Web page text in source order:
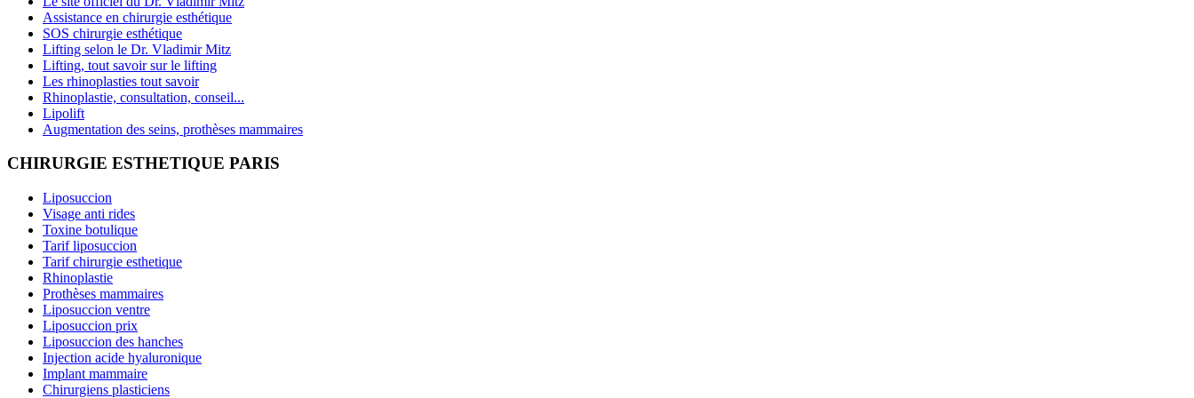
Assistance en chirurgie esthétique
SOS chirurgie esthétique
Lifting selon le Dr. Vladimir Mitz
Lifting, tout savoir sur le lifting
Les rhinoplasties tout savoir
Rhinoplastie, consultation, conseil...
Lipolift
Augmentation des seins, prothèses mammaires
CHIRURGIE ESTHETIQUE PARIS
Liposuccion
Visage anti rides
Toxine botulique
Tarif liposuccion
Tarif chirurgie esthetique
Rhinoplastie
Prothèses mammaires
Liposuccion ventre
Liposuccion prix
Liposuccion des hanches
Injection acide hyaluronique
Implant mammaire
Chirurgiens plasticiens